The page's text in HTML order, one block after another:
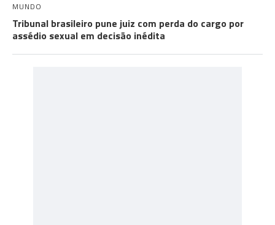
MUNDO
Tribunal brasileiro pune juiz com perda do cargo por
assédio sexual em decisão inédita